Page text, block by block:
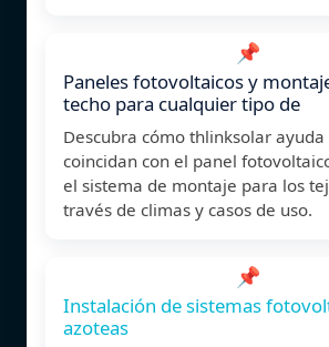
📌
Paneles fotovoltaicos y
techo para cualquier tipo de
Descubra cómo thlinksolar ayuda
coincidan con el panel
el sistema de montaje para los
través de climas y casos de uso.
📌
Instalación de sistemas
azoteas